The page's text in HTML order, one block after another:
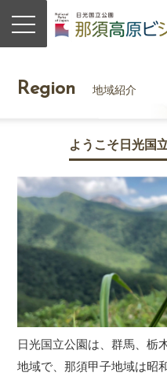
Region 地域紹介
ようこそ日光国
日光国立公園は、群馬、栃
地域で、那須甲子地域は昭